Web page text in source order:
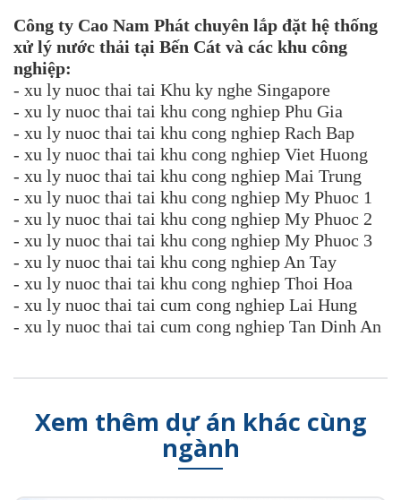
Công ty Cao Nam Phát chuyên lắp đặt hệ thống
xử lý nước thải tại Bến Cát và các khu công
nghiệp:
- xu ly nuoc thai tai Khu ky nghe Singapore
- xu ly nuoc thai tai khu cong nghiep Phu Gia
- xu ly nuoc thai tai khu cong nghiep Rach Bap
- xu ly nuoc thai tai khu cong nghiep Viet Huong
- xu ly nuoc thai tai khu cong nghiep Mai Trung
- xu ly nuoc thai tai khu cong nghiep My Phuoc 1
- xu ly nuoc thai tai khu cong nghiep My Phuoc 2
- xu ly nuoc thai tai khu cong nghiep My Phuoc 3
- xu ly nuoc thai tai khu cong nghiep An Tay
- xu ly nuoc thai tai khu cong nghiep Thoi Hoa
- xu ly nuoc thai tai cum cong nghiep Lai Hung
- xu ly nuoc thai tai cum cong nghiep Tan Dinh An
Xem thêm dự án khác cùng
ngành